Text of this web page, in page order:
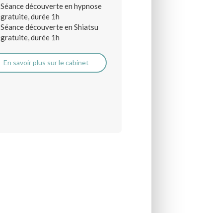
Séance découverte en hypnose
gratuite, durée 1h
Séance découverte en Shiatsu
gratuite, durée 1h
En savoir plus sur le cabinet